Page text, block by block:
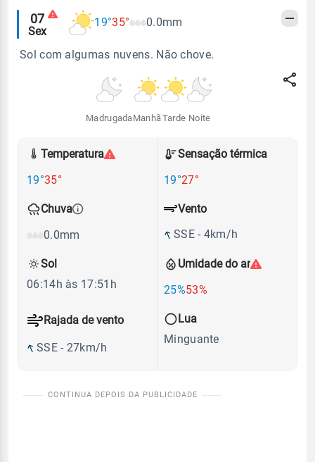
Alertas
meteorológicos
07
Sex
19°35° 0.0mm
Sol com algumas nuvens. Não chove.
Madrugada Manhã Tarde Noite
Temperatura
19°35°
Sensação térmica
19°27°
Chuva
0.0mm
Umidade do ar
25%53%
Vento
SSE - 4km/h
Rajada de vento
SSE - 27km/h
Sol
06:14h às 17:51h
Lua
Minguante